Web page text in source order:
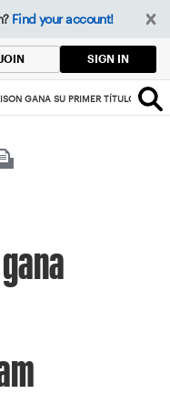
Find your account!
JOIN SIGN IN
GANA SU PRIMER TÍTULO DE